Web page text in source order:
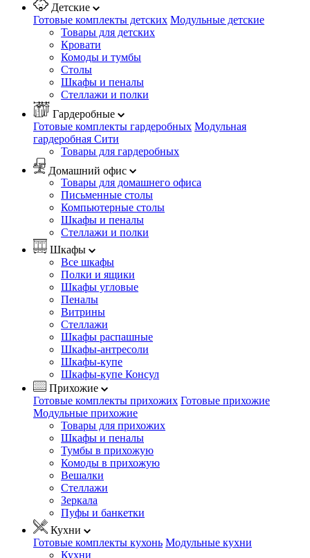
Детские
Готовые комплекты детских Модульные детские
Товары для детских
Кровати
Комоды и тумбы
Столы
Шкафы и пеналы
Стеллажи и полки
Гардеробные
Готовые комплекты гардеробных Модульная
гардеробная Сити
Товары для гардеробных
Домашний офис
Товары для домашнего офиса
Письменные столы
Компьютерные столы
Шкафы и пеналы
Стеллажи и полки
Шкафы
Все шкафы
Полки и ящики
Шкафы угловые
Пеналы
Витрины
Стеллажи
Шкафы распашные
Шкафы-антресоли
Шкафы-купе
Шкафы-купе Консул
Прихожие
Готовые комплекты прихожих Готовые прихожие
Модульные прихожие
Товары для прихожих
Шкафы и пеналы
Тумбы в прихожую
Комоды в прихожую
Вешалки
Стеллажи
Зеркала
Пуфы и банкетки
Кухни
Готовые комплекты кухонь Модульные кухни
Кухни